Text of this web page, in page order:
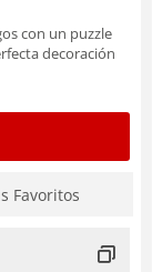
con un puzzle
decoración
Favoritos